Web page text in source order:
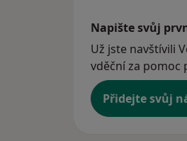
Napište svůj
Už jste navštívili
vděční za pomoc
Přidejte svůj